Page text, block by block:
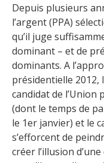
Depuis plusieurs
l’argent (PPA)
qu’il juge
dominant – et de
dominants. A
présidentielle 2012,
candidat de
(dont le temps de
le 1er janvier) et le
s’efforcent de
créer l’illusion